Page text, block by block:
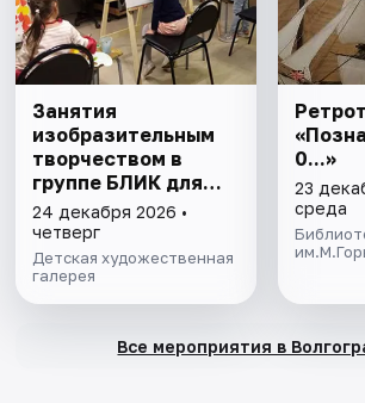
Занятия
изобразительным
творчеством в
группе БЛИК для
детей от 3 до 7 лет
24 декабря 2026 •
четверг
Детская художественная
галерея
0...»
23
среда
Все мероприятия в